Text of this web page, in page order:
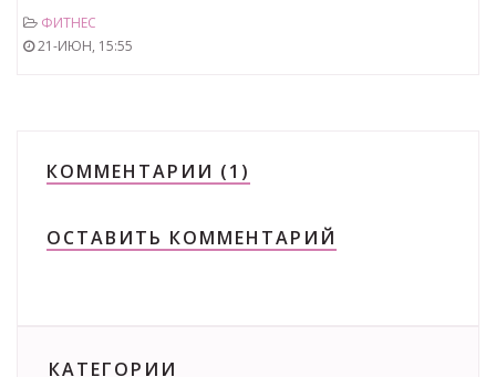
ФИТНЕС
21-ИЮН, 15:55
КОММЕНТАРИИ (1)
ОСТАВИТЬ КОММЕНТАРИЙ
КАТЕГОРИИ